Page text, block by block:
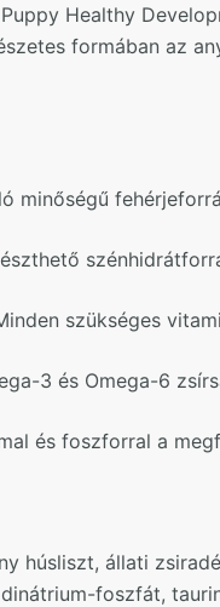
Healthy
formában az
minőségű
szükséges
3 és Omega-6
és foszforral a
húsliszt, állati
foszfát,